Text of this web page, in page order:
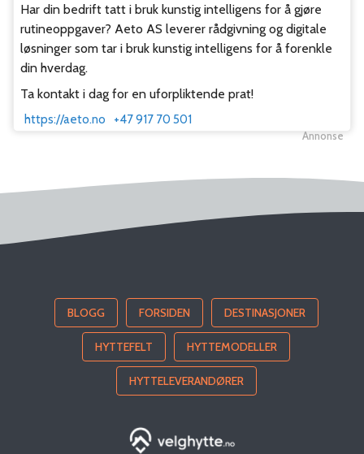
Har din bedrift tatt i bruk kunstig intelligens for å gjøre
rutineoppgaver? Aeto AS leverer rådgivning og digitale
løsninger som tar i bruk kunstig intelligens for å forenkle
din hverdag.
Ta kontakt i dag for en uforpliktende prat!
https://aeto.no +47 917 70 501
Annonse
BLOGG FORSIDEN DESTINASJONER
HYTTEFELT HYTTEMODELLER
HYTTELEVERANDØRER